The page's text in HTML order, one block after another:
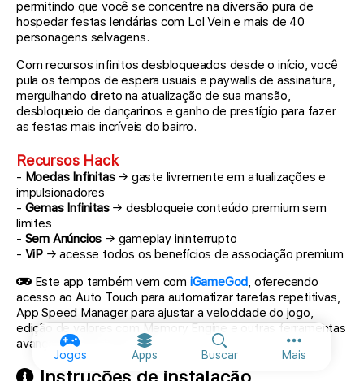
Jogos Apps Buscar MaisMais
permitindo que você se concentre na diversão pura de
hospedar festas lendárias com Lol Vein e mais de 40
personagens selvagens.
Com recursos infinitos desbloqueados desde o início, você
pula os tempos de espera usuais e paywalls de assinatura,
mergulhando direto na atualização de sua mansão,
desbloqueio de dançarinos e ganho de prestígio para fazer
as festas mais incríveis do bairro.
Recursos Hack
- Moedas Infinitas→ gaste livremente em atualizações e
impulsionadores
- Gemas Infinitas→ desbloqueie conteúdo premium sem
limites
- Sem Anúncios → gameplay ininterrupto
- ViP → acesse todos os benefícios de associação premium
Este app também vem com iGameGod, oferecendo
acesso ao Auto Touch para automatizar tarefas repetitivas,
App Speed Manager para ajustar a velocidade do jogo,
edição de valores com Memory Engine e outras ferramentas
avançadas para jogos iOS.